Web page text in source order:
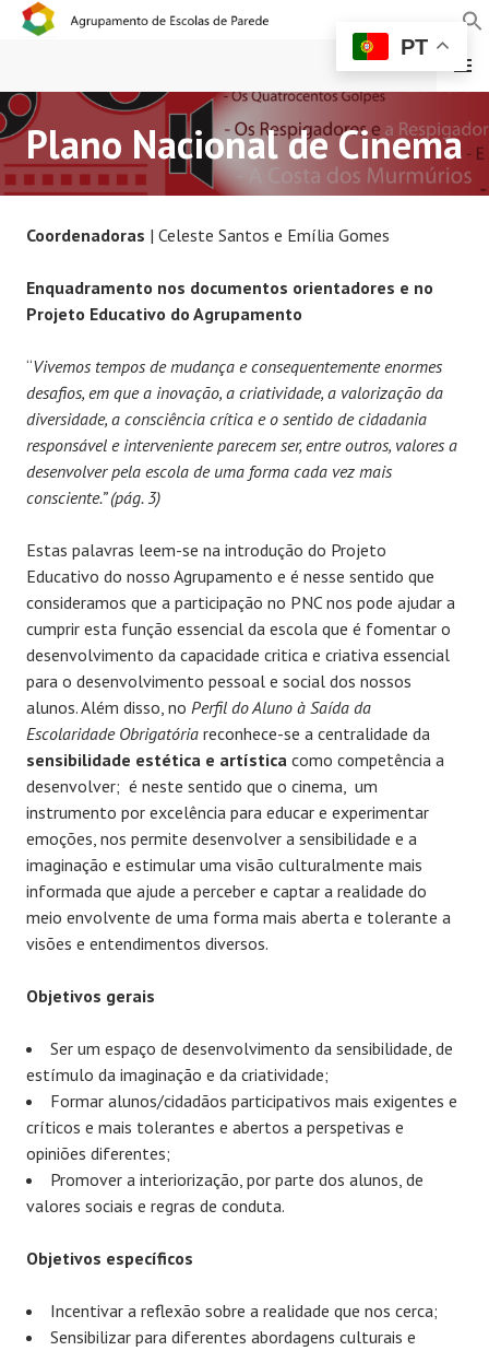
AGRUPAMENTO DE
ESCOLAS DE PAREDE
MENU
Plano Nacional de Cinema
Coordenadoras | Celeste Santos e Emília Gomes
Enquadramento nos documentos orientadores e no
Projeto Educativo do Agrupamento
“Vivemos tempos de mudança e consequentemente enormes
desafios, em que a inovação, a criatividade, a valorização da
diversidade, a consciência crítica e o sentido de cidadania
responsável e interveniente parecem ser, entre outros, valores a
desenvolver pela escola de uma forma cada vez mais
consciente.” (pág. 3)
Estas palavras leem-se na introdução do Projeto
Educativo do nosso Agrupamento e é nesse sentido que
consideramos que a participação no PNC nos pode ajudar a
cumprir esta função essencial da escola que é fomentar o
desenvolvimento da capacidade critica e criativa essencial
para o desenvolvimento pessoal e social dos nossos
alunos. Além disso, no Perfil do Aluno à Saída da
Escolaridade Obrigatória reconhece-se a centralidade da
sensibilidade estética e artística como competência a
desenvolver; é neste sentido que o cinema, um
instrumento por excelência para educar e experimentar
emoções, nos permite desenvolver a sensibilidade e a
imaginação e estimular uma visão culturalmente mais
informada que ajude a perceber e captar a realidade do
meio envolvente de uma forma mais aberta e tolerante a
visões e entendimentos diversos.
Objetivos gerais
Ser um espaço de desenvolvimento da sensibilidade, de
estímulo da imaginação e da criatividade;
Formar alunos/cidadãos participativos mais exigentes e
críticos e mais tolerantes e abertos a perspetivas e
opiniões diferentes;
Promover a interiorização, por parte dos alunos, de
valores sociais e regras de conduta.
Objetivos específicos
Incentivar a reflexão sobre a realidade que nos cerca;
Sensibilizar para diferentes abordagens culturais e
PT